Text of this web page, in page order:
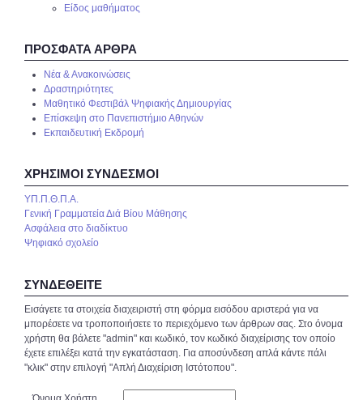
Είδος μαθήματος
ΠΡΌΣΦΑΤΑ ΆΡΘΡΑ
Νέα & Ανακοινώσεις
Δραστηριότητες
Μαθητικό Φεστιβάλ Ψηφιακής Δημιουργίας
Επίσκεψη στο Πανεπιστήμιο Αθηνών
Εκπαιδευτική Εκδρομή
ΧΡΉΣΙΜΟΙ ΣΎΝΔΕΣΜΟΙ
ΥΠ.Π.Θ.Π.Α.
Γενική Γραμματεία Διά Βίου Μάθησης
Ασφάλεια στο διαδίκτυο
Ψηφιακό σχολείο
ΣΥΝΔΕΘΕΊΤΕ
Εισάγετε τα στοιχεία διαχειριστή στη φόρμα εισόδου αριστερά για να
μπορέσετε να τροποποιήσετε το περιεχόμενο των άρθρων σας. Στο όνομα
χρήστη θα βάλετε "admin" και κωδικό, τον κωδικό διαχείρισης τον οποίο
έχετε επιλέξει κατά την εγκατάσταση. Για αποσύνδεση απλά κάντε πάλι
"κλικ" στην επιλογή "Απλή Διαχείριση Ιστότοπου".